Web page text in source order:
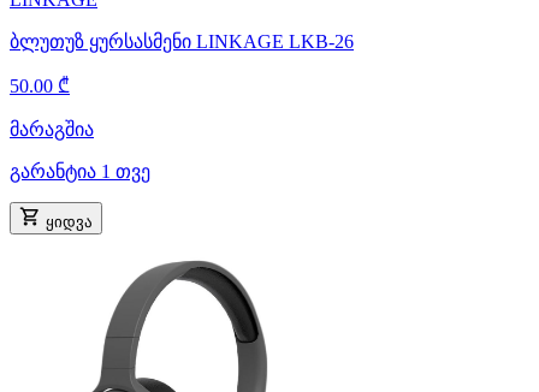
ბლუთუზ ყურსასმენი LINKAGE LKB-26
50.00 ₾
მარაგშია
გარანტია 1 თვე
ყიდვა